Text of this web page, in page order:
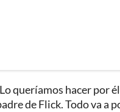
queríamos hacer por
de Flick. Todo va a